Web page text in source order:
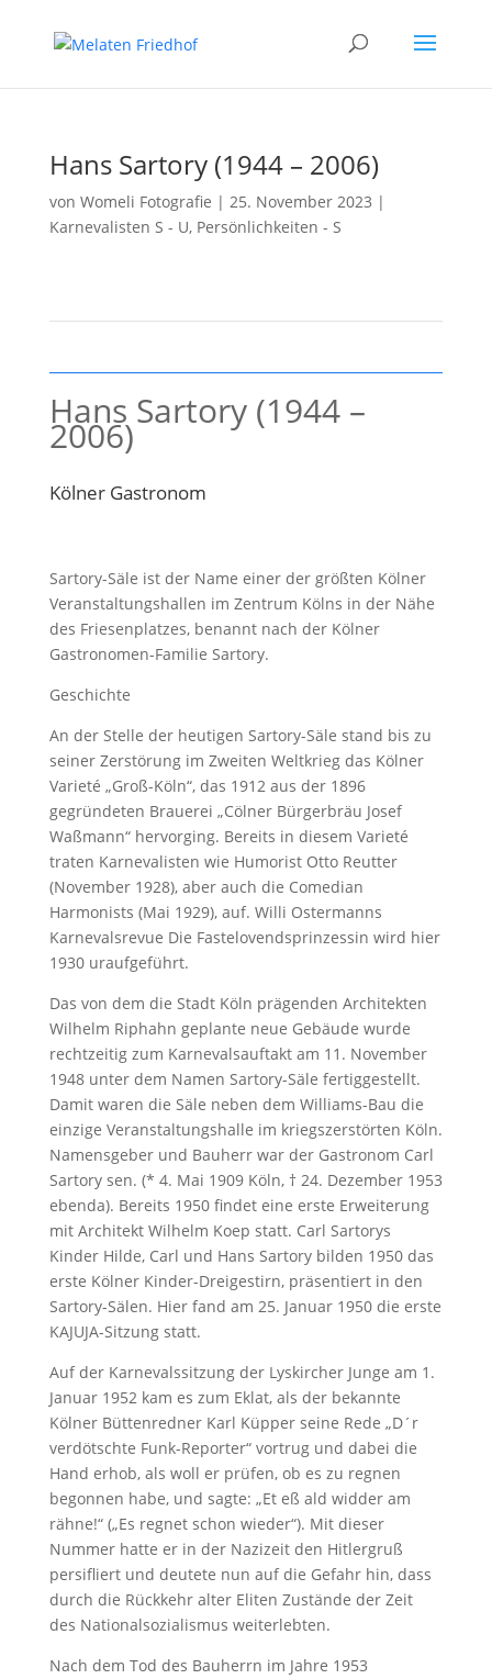
Hans Sartory (1944 – 2006)
von Womeli Fotografie | 25. November 2023 |
Karnevalisten S - U, Persönlichkeiten - S
Hans Sartory (1944 –
2006)
Kölner Gastronom
Sartory-Säle ist der Name einer der größten Kölner
Veranstaltungshallen im Zentrum Kölns in der Nähe
des Friesenplatzes, benannt nach der Kölner
Gastronomen-Familie Sartory.
Geschichte
An der Stelle der heutigen Sartory-Säle stand bis zu
seiner Zerstörung im Zweiten Weltkrieg das Kölner
Varieté „Groß-Köln“, das 1912 aus der 1896
gegründeten Brauerei „Cölner Bürgerbräu Josef
Waßmann“ hervorging. Bereits in diesem Varieté
traten Karnevalisten wie Humorist Otto Reutter
(November 1928), aber auch die Comedian
Harmonists (Mai 1929), auf. Willi Ostermanns
Karnevalsrevue Die Fastelovendsprinzessin wird hier
1930 uraufgeführt.
Das von dem die Stadt Köln prägenden Architekten
Wilhelm Riphahn geplante neue Gebäude wurde
rechtzeitig zum Karnevalsauftakt am 11. November
1948 unter dem Namen Sartory-Säle fertiggestellt.
Damit waren die Säle neben dem Williams-Bau die
einzige Veranstaltungshalle im kriegszerstörten Köln.
Namensgeber und Bauherr war der Gastronom Carl
Sartory sen. (* 4. Mai 1909 Köln, † 24. Dezember 1953
ebenda). Bereits 1950 findet eine erste Erweiterung
mit Architekt Wilhelm Koep statt. Carl Sartorys
Kinder Hilde, Carl und Hans Sartory bilden 1950 das
erste Kölner Kinder-Dreigestirn, präsentiert in den
Sartory-Sälen. Hier fand am 25. Januar 1950 die erste
KAJUJA-Sitzung statt.
Auf der Karnevalssitzung der Lyskircher Junge am 1.
Januar 1952 kam es zum Eklat, als der bekannte
Kölner Büttenredner Karl Küpper seine Rede „D´r
verdötschte Funk-Reporter“ vortrug und dabei die
Hand erhob, als woll er prüfen, ob es zu regnen
begonnen habe, und sagte: „Et eß ald widder am
rähne!“ („Es regnet schon wieder“). Mit dieser
Nummer hatte er in der Nazizeit den Hitlergruß
persifliert und deutete nun auf die Gefahr hin, dass
durch die Rückkehr alter Eliten Zustände der Zeit
des Nationalsozialismus weiterlebten.
Nach dem Tod des Bauherrn im Jahre 1953